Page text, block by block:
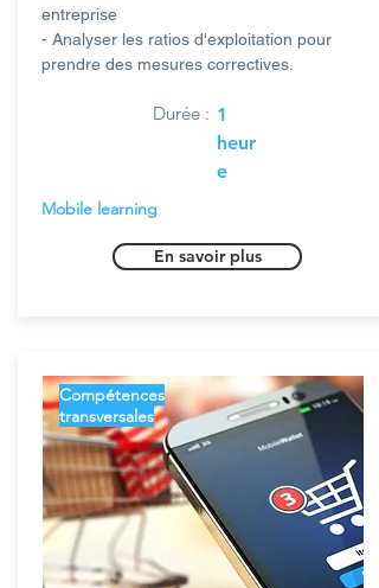
entreprise
- Analyser les ratios d'exploitation pour
prendre des mesures correctives.
Durée : 1
heur
e
Mobile learning
En savoir plus
Compétences
transversales